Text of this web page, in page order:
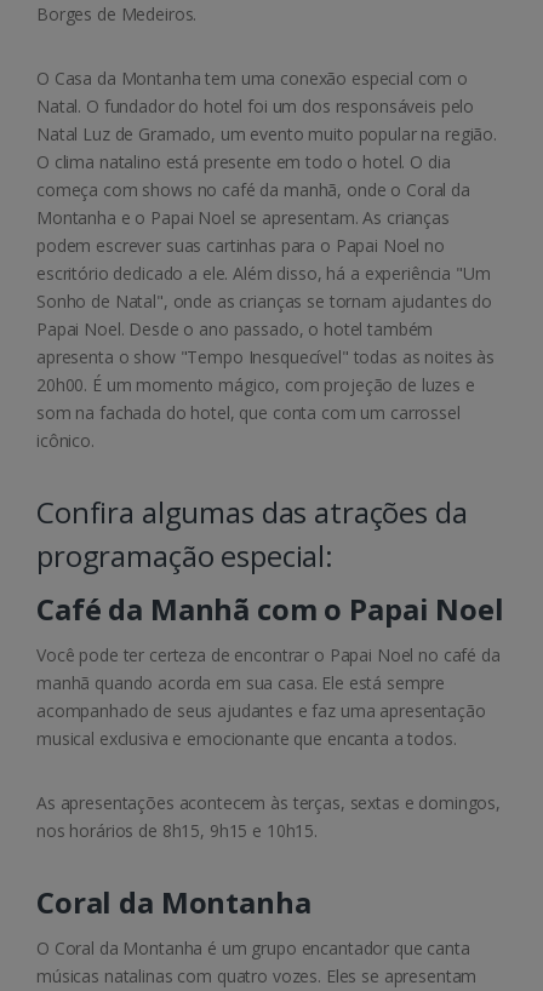
Borges de Medeiros.
O Casa da Montanha tem uma conexão especial com o
Natal. O fundador do hotel foi um dos responsáveis pelo
Natal Luz de Gramado, um evento muito popular na região.
O clima natalino está presente em todo o hotel. O dia
começa com shows no café da manhã, onde o Coral da
Montanha e o Papai Noel se apresentam. As crianças
podem escrever suas cartinhas para o Papai Noel no
escritório dedicado a ele. Além disso, há a experiência "Um
Sonho de Natal", onde as crianças se tornam ajudantes do
Papai Noel. Desde o ano passado, o hotel também
apresenta o show "Tempo Inesquecível" todas as noites às
20h00. É um momento mágico, com projeção de luzes e
som na fachada do hotel, que conta com um carrossel
icônico.
Confira algumas das atrações da
programação especial:
Café da Manhã com o Papai Noel
Você pode ter certeza de encontrar o Papai Noel no café da
manhã quando acorda em sua casa. Ele está sempre
acompanhado de seus ajudantes e faz uma apresentação
musical exclusiva e emocionante que encanta a todos.
As apresentações acontecem às terças, sextas e domingos,
nos horários de 8h15, 9h15 e 10h15.
Coral da Montanha
O Coral da Montanha é um grupo encantador que canta
músicas natalinas com quatro vozes. Eles se apresentam